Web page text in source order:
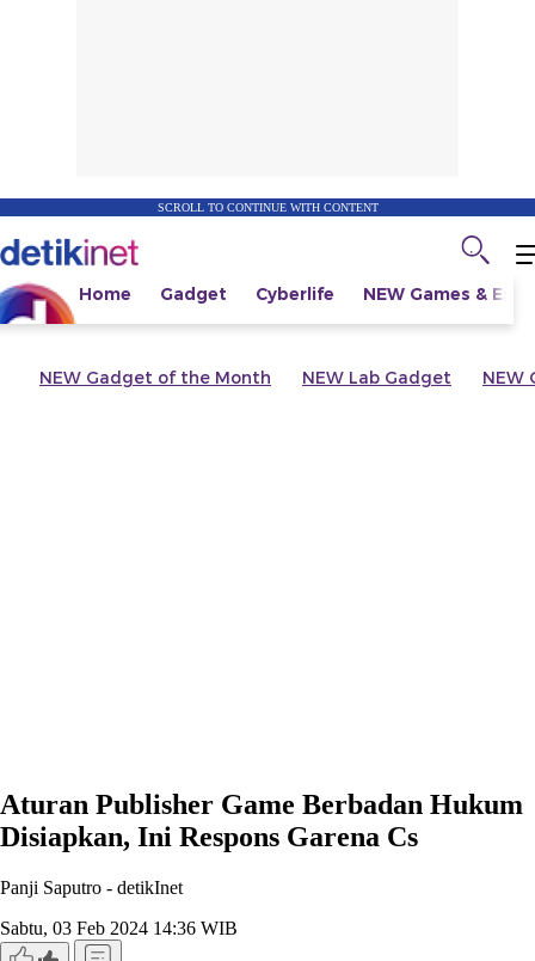
SCROLL TO CONTINUE WITH CONTENT
Home Gadget Cyberlife NEW Games &
NEW Gadget of the Month NEW Lab Gadget NEW
Aturan Publisher Game Berbadan Hukum
Disiapkan, Ini Respons Garena Cs
Panji Saputro - detikInet
Sabtu, 03 Feb 2024 14:36 WIB